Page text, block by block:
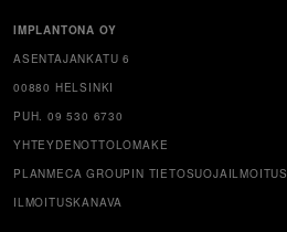
IMPLANTONA OY
ASENTAJANKATU 6
00880 HELSINKI
PUH. 09 530 6730
YHTEYDENOTTOLOMAKE
PLANMECA GROUPIN TIETOSUOJAILMOITUS
ILMOITUSKANAVA